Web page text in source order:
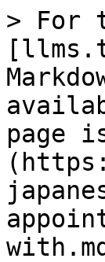
> For
page